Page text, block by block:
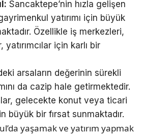
Sancaktepe’nin hızla gelişen
yatırımı için büyük
Özellikle iş merkezleri,
için karlı bir
arsaların değerinin sürekli
da cazip hale getirmektedir.
gelecekte konut veya ticari
büyük bir fırsat sunmaktadır.
yaşamak ve yatırım yapmak